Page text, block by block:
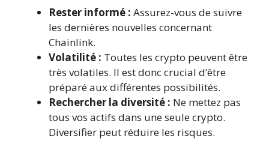
Rester informé : Assurez-vous de suivre
les dernières nouvelles concernant
Chainlink.
Volatilité : Toutes les crypto peuvent être
très volatiles. Il est donc crucial d’être
préparé aux différentes possibilités.
Rechercher la diversité : Ne mettez pas
tous vos actifs dans une seule crypto.
Diversifier peut réduire les risques.